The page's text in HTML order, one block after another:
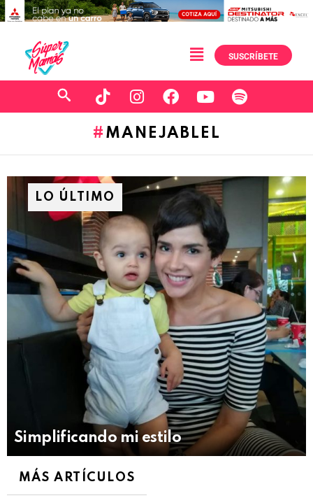
SUSCRÍBETE
MANEJABLEL
LO ÚLTIMO
Simplificando mi estilo
MÁS ARTÍCULOS